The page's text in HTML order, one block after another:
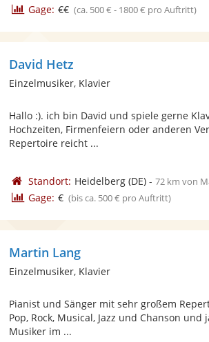
Gage: €€ (ca. 500 € - 1800 € pro Auftritt)
David Hetz
Einzelmusiker, Klavier
Hallo :). ich bin David und spiele gerne
Hochzeiten, Firmenfeiern oder anderen
Repertoire reicht ...
Standort: Heidelberg(DE)- 72 km von
Gage: € (bis ca. 500 € pro Auftritt)
Martin Lang
Einzelmusiker, Klavier
Pianist und Sänger mit sehr großem
Pop, Rock, Musical, Jazz und Chanson
Musiker im ...